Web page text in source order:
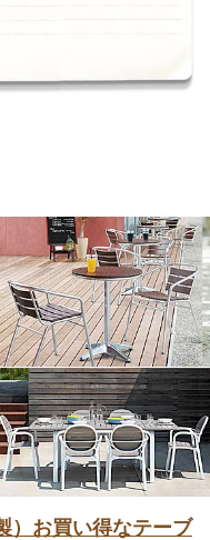
）お買い得なテーブ